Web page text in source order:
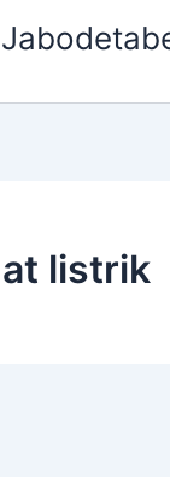
listrik